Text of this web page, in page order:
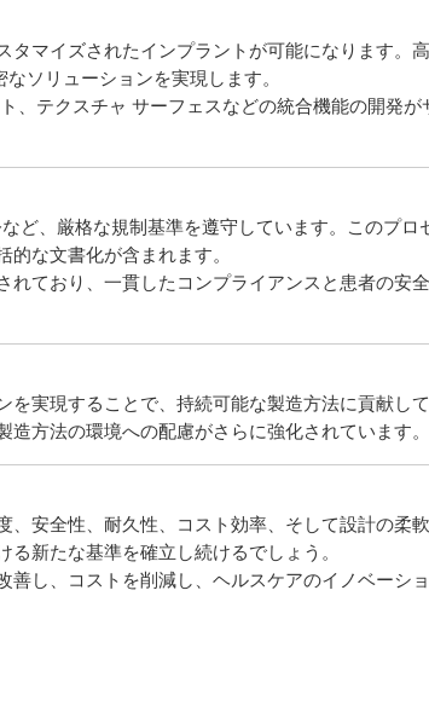
マイズされたインプラントが可能になります。
ソリューションを実現します。
、テクスチャ サーフェスなどの統合機能の開発が
ど、厳格な規制基準を遵守しています。このプロ
な文書化が含まれます。
ており、一貫したコンプライアンスと患者の安
実現することで、持続可能な製造方法に貢献して
方法の環境への配慮がさらに強化されています。
安全性、耐久性、コスト効率、そして設計の柔軟
新たな基準を確立し続けるでしょう。
し、コストを削減し、ヘルスケアのイノベーシ